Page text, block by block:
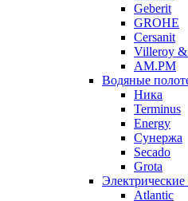
Geberit
GROHE
Cersanit
Villeroy
AM.PM
Водяные
Ника
Terminus
Energy
Сунержа
Secado
Grota
Atlantic